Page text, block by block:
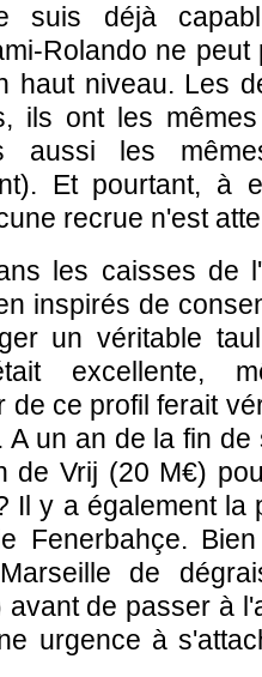
suis déjà
Rolando ne peut
haut niveau. Les
ils ont les
aussi les
Et pourtant, à
recrue n'est
les caisses de
inspirés de
un véritable
excellente,
de ce profil ferait
A un an de la fin
de Vrij (20 M€)
Il y a également la
Fenerbahçe.
de
de passer à
urgence à